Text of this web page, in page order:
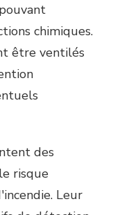
chimiques.
être ventilés
des
risque
Leur